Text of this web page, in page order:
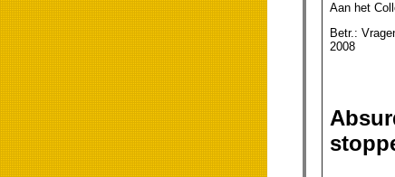
Aan het
Betr.:
2008